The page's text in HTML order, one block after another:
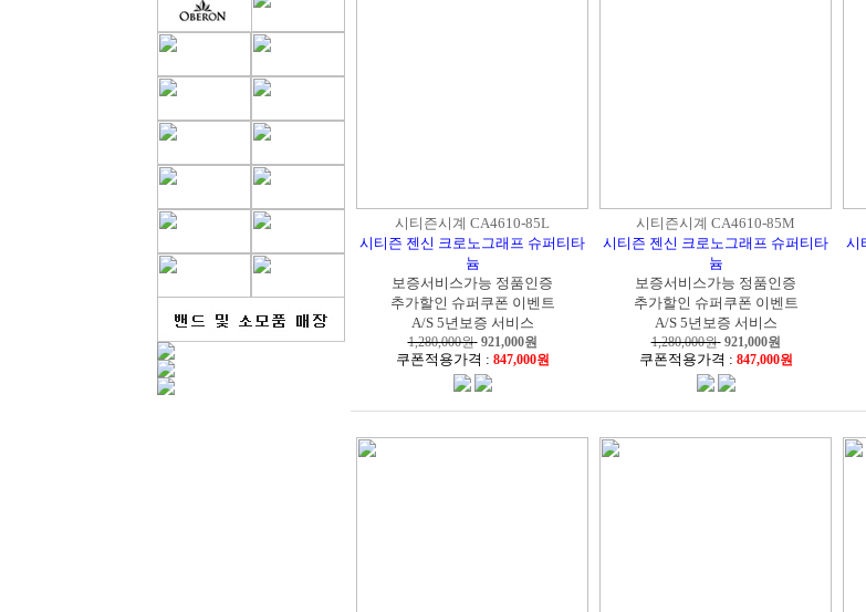
시티즌시계 CA4610-85L
시티즌 젠신 크로노그래프 슈퍼티타
늄
보증서비스가능 정품인증
추가할인 슈퍼쿠폰 이벤트
A/S 5년보증 서비스
1,280,000원 921,000원
쿠폰적용가격 : 847,000원
시티즌시계 CA4610-85M
시티즌 젠신 크로노그래프 슈퍼티타
늄
보증서비스가능 정품인증
추가할인 슈퍼쿠폰 이벤트
A/S 5년보증 서비스
1,280,000원 921,000원
쿠폰적용가격 : 847,000원
시